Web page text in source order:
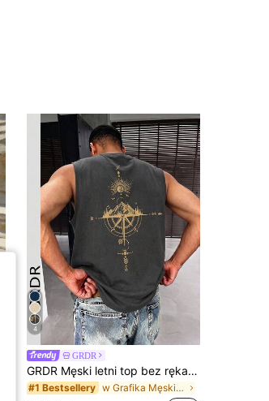
4
GRDR
GRDR Męski letni top bez rękawów z nadrukiem kompasu i szczytu górskiego
#1 Bestsellery w Grafika Męskie podkoszulki bez rękawów